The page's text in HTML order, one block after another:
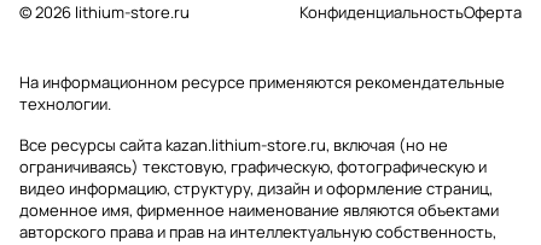
© 2026 lithium-store.ru КонфиденциальностьОферта
На информационном ресурсе применяютсярекомендательные
технологии.
Все ресурсы сайта kazan.lithium-store.ru, включая (но не
ограничиваясь) текстовую, графическую, фотографическую и
видео информацию, структуру, дизайн и оформление страниц,
доменное имя, фирменное наименование являются объектами
авторского права и прав на интеллектуальную собственность,